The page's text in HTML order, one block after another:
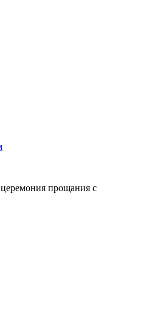
прощания с